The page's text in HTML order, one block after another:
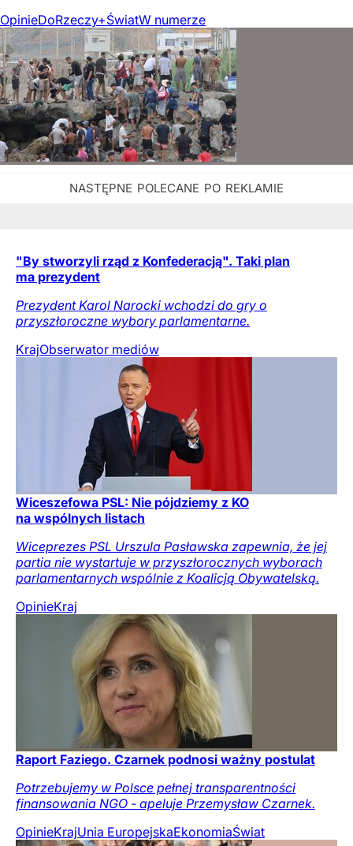
OpinieDoRzeczy+ŚwiatW numerze
"By stworzyli rząd z Konfederacją". Taki plan
ma prezydent
Prezydent Karol Narocki wchodzi do gry o
przyszłoroczne wybory parlamentarne.
KrajObserwator mediów
Wiceszefowa PSL: Nie pójdziemy z KO
na wspólnych listach
Wiceprezes PSL Urszula Pasławska zapewnia, że jej
partia nie wystartuje w przyszłorocznych wyborach
parlamentarnych wspólnie z Koalicją Obywatelską.
OpinieKraj
Raport Faziego. Czarnek podnosi ważny postulat
Potrzebujemy w Polsce pełnej transparentności
finansowania NGO - apeluje Przemysław Czarnek.
OpinieKrajUnia EuropejskaEkonomiaŚwiat